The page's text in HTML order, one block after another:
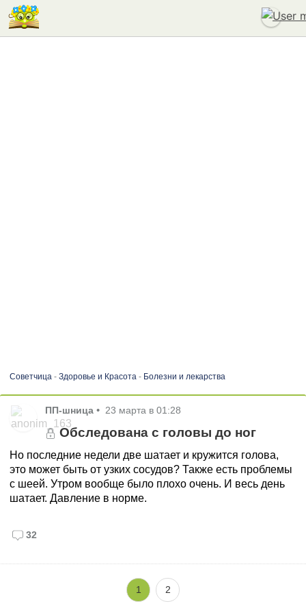
Советчица- Здоровье и Красота- Болезни и лекарства
ПП-шница • 23 марта в 01:28
Обследована с головы до ног
Но последние недели две шатает и кружится голова,
это может быть от узких сосудов? Также есть проблемы
с шеей. Утром вообще было плохо очень. И весь день
шатает. Давление в норме.
32
1 2